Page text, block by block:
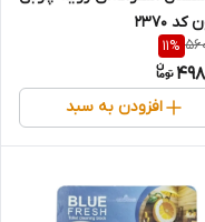
2370
11%
افزودن به سبد